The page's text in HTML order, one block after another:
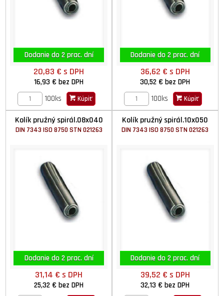
Dodanie do 2 prac. dní
20,83 €s DPH
16,93 €bez DPH
100ks
Kúpiť
Dodanie do 2 prac. dní
36,62 € s DPH
30,52 €bez DPH
100ks
Kúpiť
Kolík pružný spirál.08x040
DIN 7343 ISO 8750 STN 021263
Dodanie do 2 prac. dní
31,14 €s DPH
25,32 €bez DPH
Kolík pružný spirál.10x050
DIN 7343 ISO 8750 STN 021263
Dodanie do 2 prac. dní
39,52 € s DPH
32,13 €bez DPH